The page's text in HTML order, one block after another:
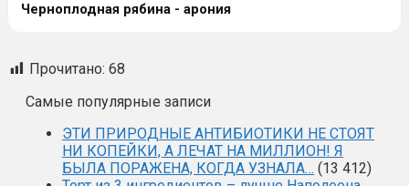
Черноплодная рябина - арония
Прочитано: 68
Самые популярные записи
ЭТИ ПРИРОДНЫЕ АНТИБИОТИКИ НЕ СТОЯТ
НИ КОПЕЙКИ, А ЛЕЧАТ НА МИЛЛИОН! Я
БЫЛА ПОРАЖЕНА, КОГДА УЗНАЛА… (13 412)